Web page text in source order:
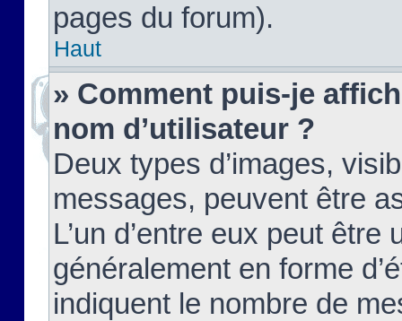
pages du forum).
Haut
» Comment puis-je
nom d’utilisateur ?
Deux types d’images,
messages, peuvent être
L’un d’entre eux peut
généralement en forme
indiquent le nombre de